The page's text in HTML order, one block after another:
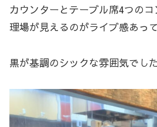
カウンターとテーブル席4つの
理場が見えるのがライブ感あっ
黒が基調のシックな雰囲気でした